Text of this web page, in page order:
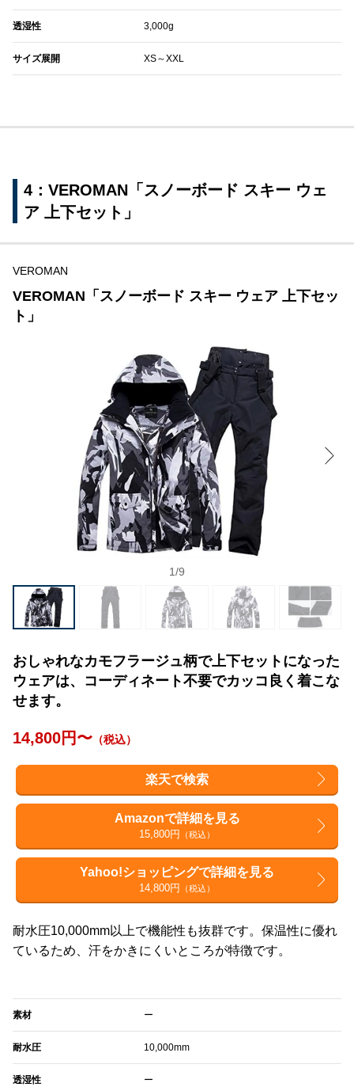
透湿性 3,000g
サイズ展開 XS～XXL
4：VEROMAN「スノーボード スキー ウェ
ア 上下セット」
VEROMAN
VEROMAN「スノーボード スキー ウェア 上下セッ
ト」
1/9
おしゃれなカモフラージュ柄で上下セットになった
ウェアは、コーディネート不要でカッコ良く着こな
せます。
14,800円〜 （税込）
楽天で検索
Amazonで詳細を見る
15,800円 （税込）
Yahoo!ショッピングで詳細を見る
14,800円 （税込）
耐水圧10,000mm以上で機能性も抜群です。保温性に優れ
ているため、汗をかきにくいところが特徴です。
素材 ー
耐水圧 10,000mm
透湿性 ー